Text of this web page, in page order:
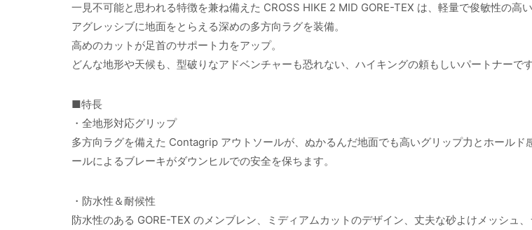
一見不可能と思われる特徴を兼ね備えた CROSS HIKE 2 MID GORE-TEX は、軽量で俊敏性の高
アグレッシブに地面をとらえる深めの多方向ラグを装備。
高めのカットが足首のサポート力をアップ。
どんな地形や天候も、型破りなアドベンチャーも恐れない、ハイキングの頼もしいパートナーです
■特長
・全地形対応グリップ
多方向ラグを備えた Contagrip アウトソールが、ぬかるんだ地面でも高いグリップ力とホールド
ールによるブレーキがダウンヒルでの安全を保ちます。
・防水性＆耐候性
防水性のある GORE-TEX のメンブレン、ミディアムカットのデザイン、丈夫な砂よけメッシュ